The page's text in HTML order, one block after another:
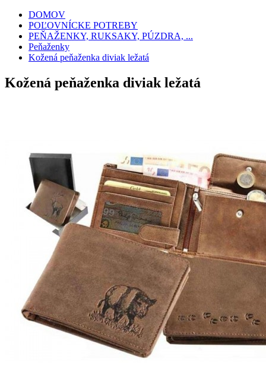
DOMOV
POĽOVNÍCKE POTREBY
PEŇAŽENKY, RUKSAKY, PÚZDRA, ...
Peňaženky
Kožená peňaženka diviak ležatá
Kožená peňaženka diviak ležatá